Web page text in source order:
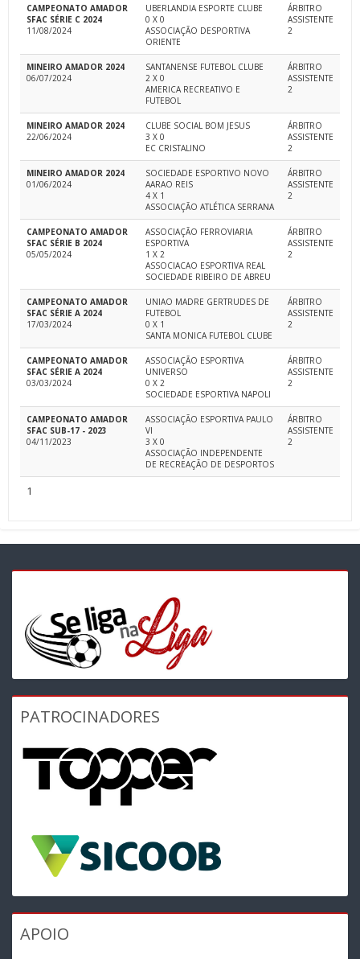
CAMPEONATO AMADOR
SFAC SÉRIE C 2024
11/08/2024
UBERLANDIA ESPORTE CLUBE
0 X 0
ASSOCIAÇÃO DESPORTIVA
ORIENTE
ÁRBITRO
ASSISTENTE
2
MINEIRO AMADOR 2024
06/07/2024
SANTANENSE FUTEBOL CLUBE
2 X 0
AMERICA RECREATIVO E
FUTEBOL
ÁRBITRO
ASSISTENTE
2
MINEIRO AMADOR 2024
22/06/2024
CLUBE SOCIAL BOM JESUS
3 X 0
EC CRISTALINO
ÁRBITRO
ASSISTENTE
2
MINEIRO AMADOR 2024
01/06/2024
SOCIEDADE ESPORTIVO NOVO
AARAO REIS
4 X 1
ASSOCIAÇÃO ATLÉTICA SERRANA
ÁRBITRO
ASSISTENTE
2
CAMPEONATO AMADOR
SFAC SÉRIE B 2024
05/05/2024
ASSOCIAÇÃO FERROVIARIA
ESPORTIVA
1 X 2
ASSOCIACAO ESPORTIVA REAL
SOCIEDADE RIBEIRO DE ABREU
ÁRBITRO
ASSISTENTE
2
CAMPEONATO AMADOR
SFAC SÉRIE A 2024
17/03/2024
UNIAO MADRE GERTRUDES DE
FUTEBOL
0 X 1
SANTA MONICA FUTEBOL CLUBE
ÁRBITRO
ASSISTENTE
2
CAMPEONATO AMADOR
SFAC SÉRIE A 2024
03/03/2024
ASSOCIAÇÃO ESPORTIVA
UNIVERSO
0 X 2
SOCIEDADE ESPORTIVA NAPOLI
ÁRBITRO
ASSISTENTE
2
CAMPEONATO AMADOR
SFAC SUB-17 - 2023
04/11/2023
ASSOCIAÇÃO ESPORTIVA PAULO
VI
3 X 0
ASSOCIAÇÃO INDEPENDENTE
DE RECREAÇÃO DE DESPORTOS
ÁRBITRO
ASSISTENTE
2
1
PATROCINADORES
APOIO